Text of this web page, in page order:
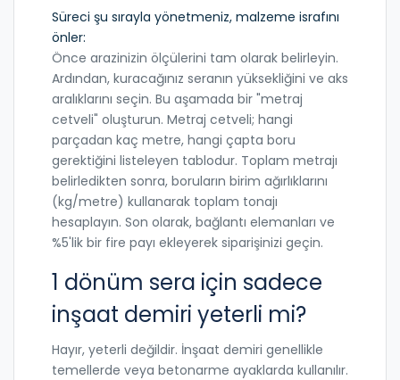
Süreci şu sırayla yönetmeniz, malzeme israfını
önler:
Önce arazinizin ölçülerini tam olarak belirleyin.
Ardından, kuracağınız seranın yüksekliğini ve aks
aralıklarını seçin. Bu aşamada bir "metraj
cetveli" oluşturun. Metraj cetveli; hangi
parçadan kaç metre, hangi çapta boru
gerektiğini listeleyen tablodur. Toplam metrajı
belirledikten sonra, boruların birim ağırlıklarını
(kg/metre) kullanarak toplam tonajı
hesaplayın. Son olarak, bağlantı elemanları ve
%5'lik bir fire payı ekleyerek siparişinizi geçin.
1 dönüm sera için sadece
inşaat demiri yeterli mi?
Hayır, yeterli değildir. İnşaat demiri genellikle
temellerde veya betonarme ayaklarda kullanılır.